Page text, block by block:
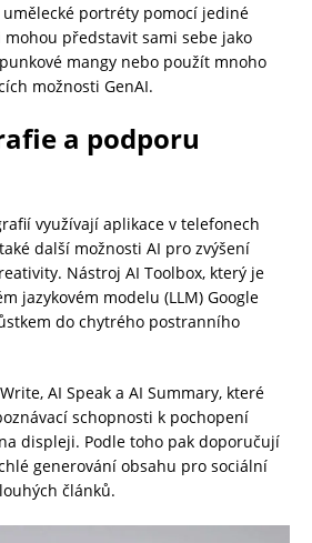
portréty pomocí jediné
představit sami sebe jako
mangy nebo použít mnoho
možnosti GenAI.
a podporu
využívají aplikace v telefonech
další možnosti AI pro zvýšení
Nástroj AI Toolbox, který je
jazykovém modelu (LLM) Google
do chytrého postranního
AI Speak a AI Summary, které
schopnosti k pochopení
displeji. Podle toho pak doporučují
generování obsahu pro sociální
článků.